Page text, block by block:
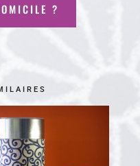
?